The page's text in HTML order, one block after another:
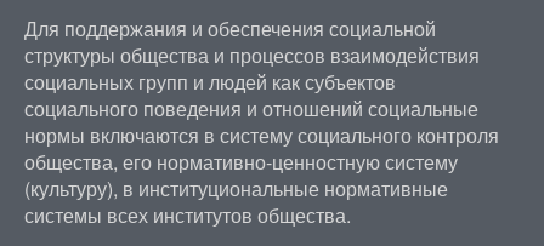
Для поддержания и обеспечения социальной
структуры общества и процессов взаимодействия
социальных групп и людей как субъектов
социального поведения и отношений социальные
нормы включаются в систему социального контроля
общества, его нормативно-ценностную систему
(культуру), в институциональные нормативные
системы всех институтов общества.